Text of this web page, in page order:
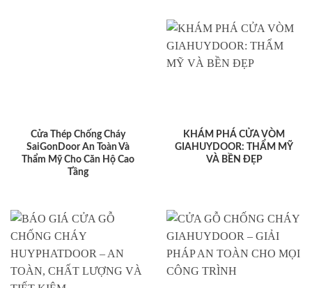
Cửa Thép Chống Cháy
SaiGonDoor An Toàn Và
Thẩm Mỹ Cho Căn Hộ Cao
Tầng
KHÁM PHÁ CỬA VÒM
GIAHUYDOOR: THẨM MỸ
VÀ BỀN ĐẸP